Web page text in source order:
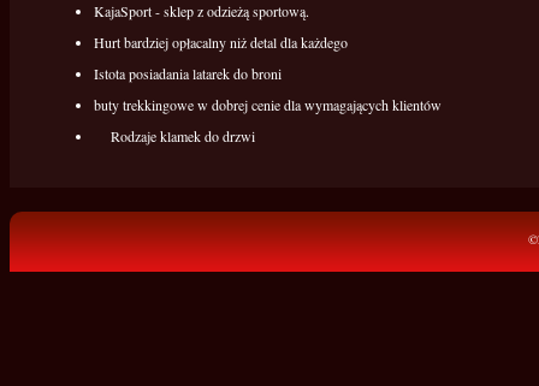
KajaSport - sklep z odzieżą sportową.
Hurt bardziej opłacalny niż detal dla każdego
Istota posiadania latarek do broni
buty trekkingowe w dobrej cenie dla wymagających klientów
Rodzaje klamek do drzwi